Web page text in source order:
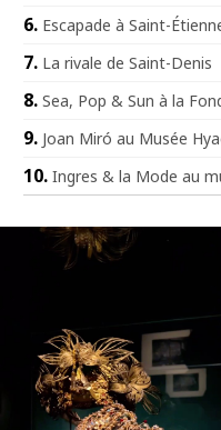
Escapade à Saint-
La rivale de Saint-Denis
Sea, Pop & Sun à la
Joan Miró au Musée
Ingres & la Mode au